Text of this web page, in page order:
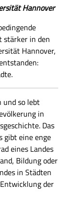
Hannover
stärker in den
Hannover,
und so lebt
in
Das
gibt eine enge
eines Landes
Bildung oder
in Städten
der